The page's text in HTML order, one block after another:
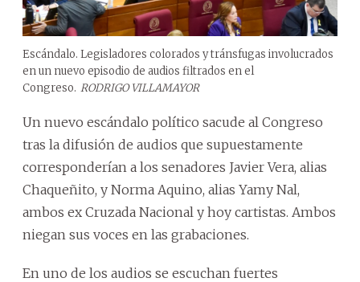
Escándalo. Legisladores colorados y tránsfugas involucrados
en un nuevo episodio de audios filtrados en el
Congreso. RODRIGO VILLAMAYOR
Un nuevo escándalo político sacude al Congreso
tras la difusión de audios que supuestamente
corresponderían a los senadores Javier Vera, alias
Chaqueñito, y Norma Aquino, alias Yamy Nal,
ambos ex Cruzada Nacional y hoy cartistas. Ambos
niegan sus voces en las grabaciones.
En uno de los audios se escuchan fuertes